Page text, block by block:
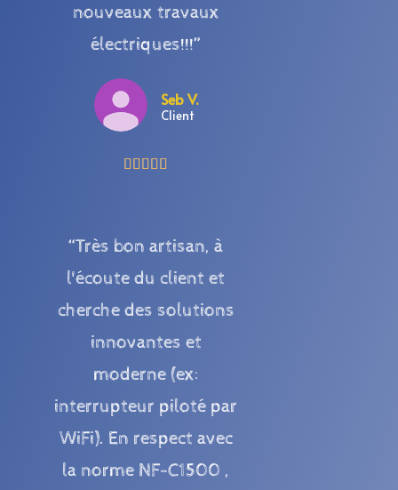
nouveaux travaux
électriques!!!”
Seb V.
Client
    
“Très bon artisan, à
l'écoute du client et
cherche des solutions
innovantes et
moderne (ex:
interrupteur piloté par
WiFi). En respect avec
la norme NF-C1500 ,